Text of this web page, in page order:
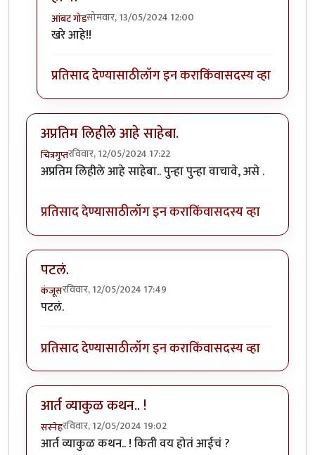
आंबट गोडसोमवार, 13/05/2024 12:00
In reply to
खरे आहे!!
प्रतिसाद देण्यासाठीलॉग इन कराकिंवासदस्य व्हा
अप्रतिम लिहीले आहे साहेबा.
चित्रगुप्तरविवार, 12/05/2024 17:22
अप्रतिम लिहीले आहे साहेबा.. पुन्हा पुन्हा वाचावे, असे .
प्रतिसाद देण्यासाठीलॉग इन कराकिंवासदस्य व्हा
पटलं.
कंजूसरविवार, 12/05/2024 17:49
पटलं.
प्रतिसाद देण्यासाठीलॉग इन कराकिंवासदस्य व्हा
आर्त व्याकुळ कथन.. !
सस्नेहरविवार, 12/05/2024 19:02
आर्त व्याकुळ कथन.. ! किती वय होतं आईचं ?